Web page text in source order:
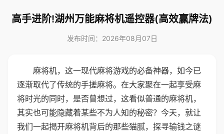
高手进阶!湖州万能麻将机遥控器(高效赢牌法)
发布时间：2026年08月07日
麻将机，这一现代麻将游戏的必备神器，如今已
逐渐取代了传统的手搓麻将。在大家聚在一起享受麻
将时光的同时，是否曾想过，这看似普通的麻将机，
其实也可能隐藏着某些不为人知的秘密？今天，就让
我们一起揭开麻将机背后的那些猫腻，探寻输钱之谜